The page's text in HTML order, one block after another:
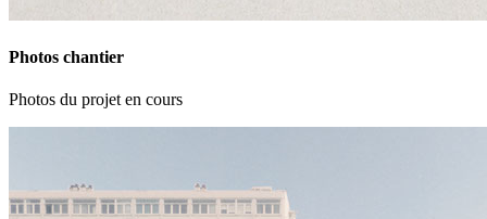
Photos chantier
Photos du projet en cours